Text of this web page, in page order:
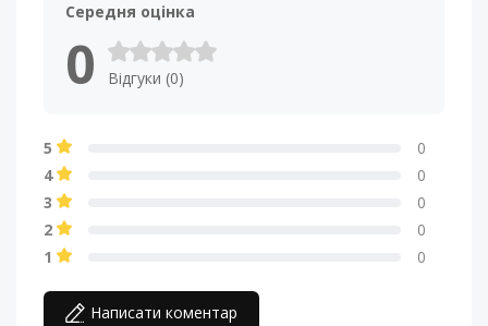
Середня оцінка
0 Відгуки (0)
5
0
4
0
3
0
2
0
1
0
Написати коментар